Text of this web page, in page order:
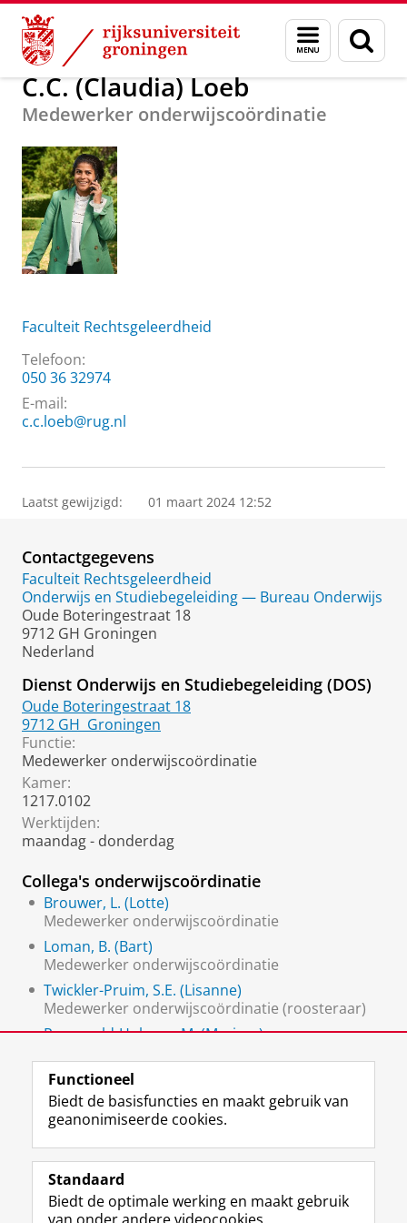
Skip
Content
Skip
Navigation
Menu
en
zoeken
Over ons C.C. (Claudia) Loeb
C.C. (Claudia) Loeb
Medewerker onderwijscoördinatie
Faculteit Rechtsgeleerdheid
Telefoon:
050 36 32974
E-mail:
c.c.loeb@rug.nl
Laatst gewijzigd: 01 maart 2024 12:52
Contactgegevens
Faculteit Rechtsgeleerdheid
Onderwijs en Studiebegeleiding — Bureau Onderwijs
Oude Boteringestraat 18
9712 GH Groningen
Nederland
Dienst Onderwijs en Studiebegeleiding (DOS)
Oude Boteringestraat 18
9712 GH Groningen
Functie:
Medewerker onderwijscoördinatie
Kamer:
1217.0102
Werktijden:
maandag - donderdag
Collega's onderwijscoördinatie
Brouwer, L. (Lotte)
Medewerker onderwijscoördinatie
Loman, B. (Bart)
Medewerker onderwijscoördinatie
Twickler-Pruim, S.E. (Lisanne)
Medewerker onderwijscoördinatie (roosteraar)
Rozenveld-Holman, M. (Marissa)
Volg de RUG
F
a
e
L
i
k
R
S
-
I
n
t
Y
o
T
Studiekiezers
Functioneel
Biedt de basisfuncties en maakt gebruik van
geanonimiseerde cookies.
Standaard
Biedt de optimale werking en maakt gebruik